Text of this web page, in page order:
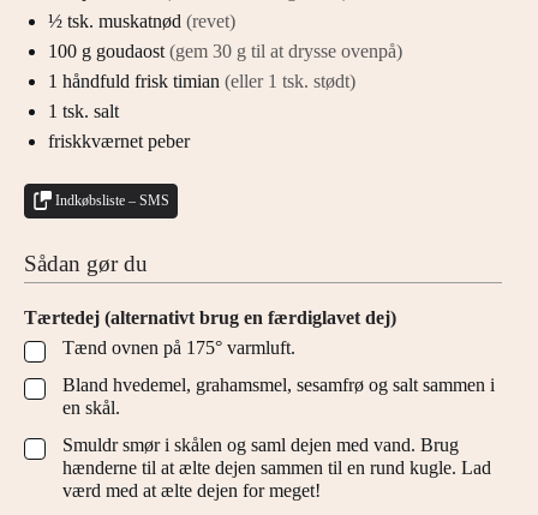
½ tsk. muskatnød (revet)
100 g goudaost (gem 30 g til at drysse ovenpå)
1 håndfuld frisk timian (eller 1 tsk. stødt)
1 tsk. salt
friskkværnet peber
Indkøbsliste – SMS
Sådan gør du
Tærtedej (alternativt brug en færdiglavet dej)
▢
Tænd ovnen på 175° varmluft.
▢
Bland hvedemel, grahamsmel, sesamfrø og salt sammen i
en skål.
▢
Smuldr smør i skålen og saml dejen med vand. Brug
hænderne til at ælte dejen sammen til en rund kugle. Lad
værd med at ælte dejen for meget!